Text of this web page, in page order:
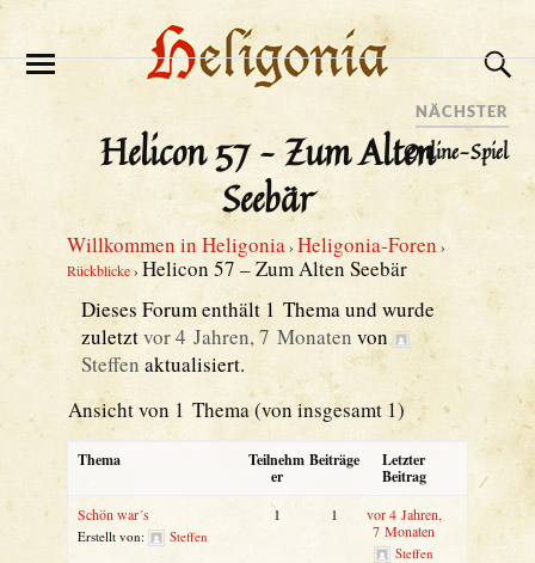
Helicon 57 – Zum Alten
Seebär
Willkommen in Heligonia › Heligonia-Foren ›
Rückblicke› Helicon 57 – Zum Alten Seebär
Dieses Forum enthält 1 Thema und wurde
zuletztvor 4 Jahren, 7 Monaten von
Steffen aktualisiert.
Ansicht von 1 Thema (von insgesamt 1)
Thema
Teilnehm
er
Beiträge
Letzter
Beitrag
Schön war´s
Erstellt von: Steffen
1 1
vor 4 Jahren,
7 Monaten
Steffen
NÄCHSTER
Online-Spiel